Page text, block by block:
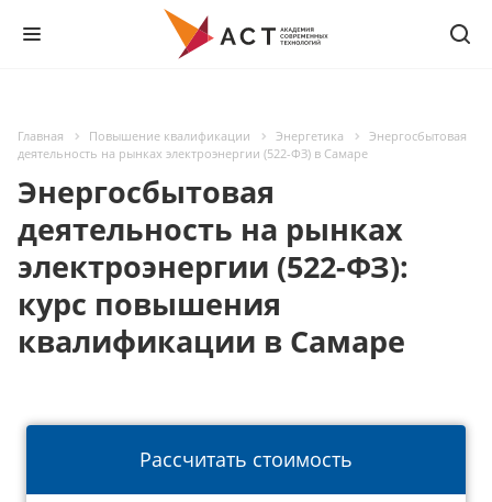
Главная Повышение квалификации Энергетика
Энергосбытовая
деятельность на рынках электроэнергии (522-ФЗ) в Самаре
Энергосбытовая
деятельность на рынках
электроэнергии (522-ФЗ):
курс повышения
квалификации в Самаре
Рассчитать стоимость